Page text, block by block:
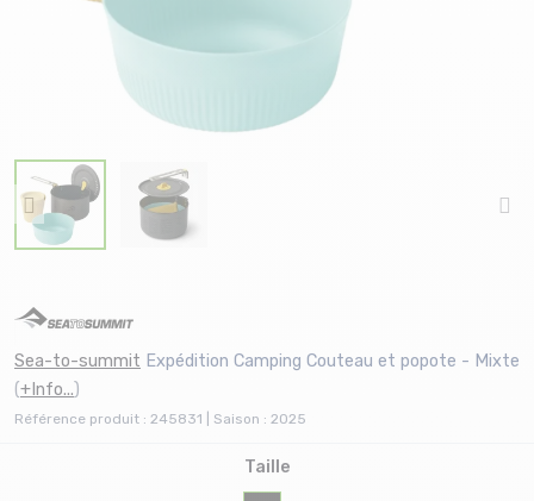
Sea-to-summit Expédition Camping Couteau et popote - Mixte
(+Info...)
Référence produit : 245831 | Saison : 2025
Taille